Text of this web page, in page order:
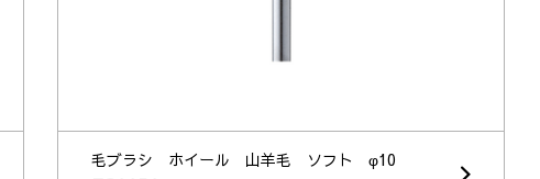
毛ブラシ ホイール 山羊毛 ソフト φ10